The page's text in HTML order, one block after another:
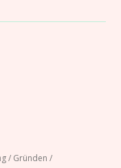
/ Gründen /